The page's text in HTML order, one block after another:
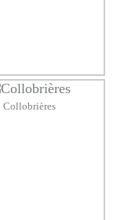
Collobrières